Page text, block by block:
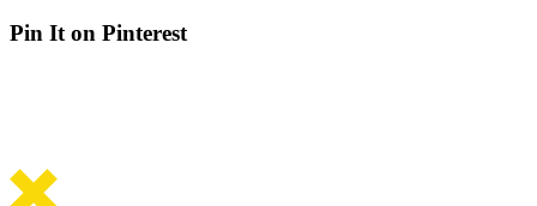
Pin It on Pinterest